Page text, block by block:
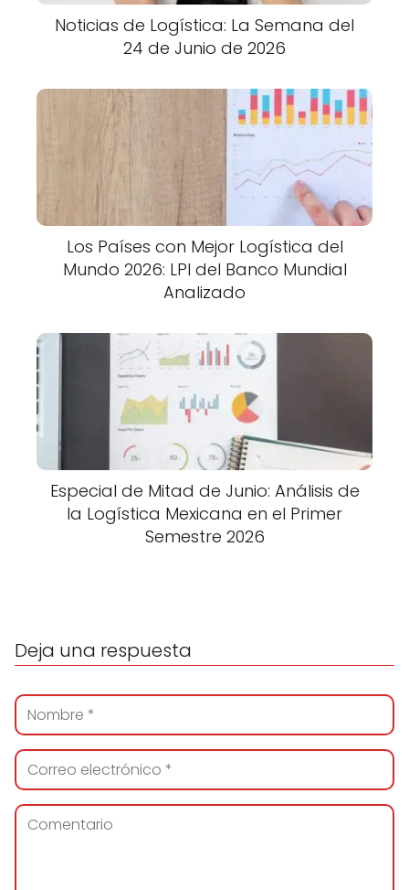
Noticias de Logística: La Semana del
24 de Junio de 2026
Los Países con Mejor Logística del
Mundo 2026: LPI del Banco Mundial
Analizado
Especial de Mitad de Junio: Análisis de
la Logística Mexicana en el Primer
Semestre 2026
Deja una respuesta